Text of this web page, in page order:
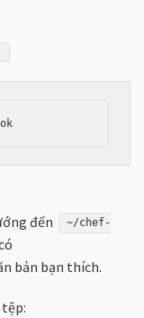
đến
~/chef-
bản bạn thích.
tệp: